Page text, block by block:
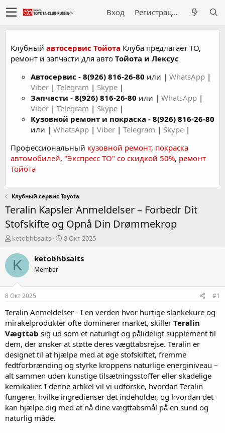
Вход Регистрация
Клубный автосервис Тойота Клуба предлагает ТО,
ремонт и запчасти для авто Тойота и Лексус
Автосервис - 8(926) 816-26-80 или | WhatsApp |
Viber | Telegram | Skype |
Запчасти - 8(926) 816-26-80 или | WhatsApp |
Viber | Telegram | Skype |
Кузовной ремонт и покраска - 8(926) 816-26-80
или | WhatsApp | Viber | Telegram | Skype |
Профессиональный кузовной ремонт, покраска
автомобилей, "Экспресс ТО" со скидкой 50%, ремонт
Тойота
Клубный сервис Toyota
Teralin Kapsler Anmeldelser – Forbedr Dit
Stofskifte og Opnå Din Drømmekrop
А
т
о
р
е
м
ы
ketobhbsalts
Д
т
л
8 Окт 2025
K ketobhbsalts
Member
8 Окт 2025 #1
Teralin Anmeldelser - I en verden hvor hurtige slankekure og
mirakelprodukter ofte dominerer market, skiller Teralin
Vægttab sig ud som et naturligt og pålideligt supplement til
dem, der ønsker at støtte deres vægttabsrejse. Teralin er
designet til at hjælpe med at øge stofskiftet, fremme
fedtforbrænding og styrke kroppens naturlige energiniveau –
alt sammen uden kunstige tilsætningsstoffer eller skadelige
kemikalier. I denne artikel vil vi udforske, hvordan Teralin
fungerer, hvilke ingredienser det indeholder, og hvordan det
kan hjælpe dig med at nå dine vægttabsmål på en sund og
naturlig måde.